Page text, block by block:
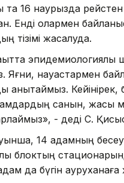
та 16 наурызда рейстен
Енді олармен
тізімі жасалуда.
эпидемиологиялық
науқастармен
анықтаймыз. Кейінірек,
санын, жасы
- деді С.
14 адамның бесеуі
блоктың
да бүгін ауруханаға